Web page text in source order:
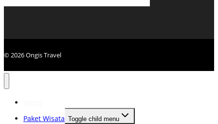
© 2026 Ongis Travel
Paket Wisata Toggle child menu